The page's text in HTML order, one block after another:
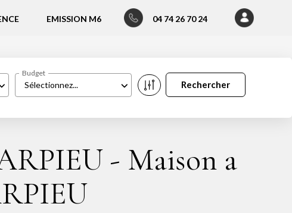
04 74 26 70 24
EMISSION M6
Sélectionnez...
Budget
- Maison a